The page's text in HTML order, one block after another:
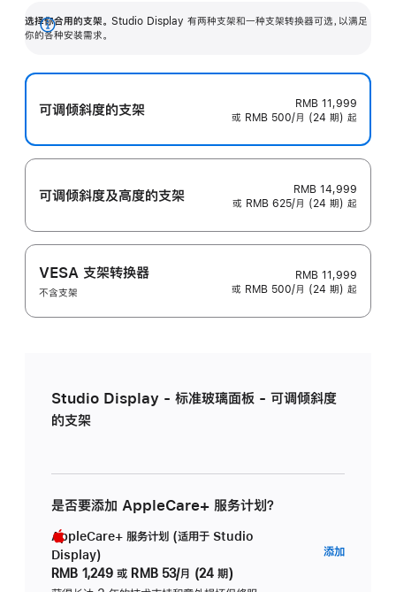
选择你合用的支架。 Studio Display 有两种支架和一种支架转换器可选，以满足
你的各种安装需求。
展
可调倾斜度的支架
RMB 11,999
或 RMB 500/月 (24 期) 起
可调倾斜度及高‍度的支‍架
RMB 14,999
或 RMB 625/月 (24 期) 起
VESA 支架转换器
不含支架
RMB 11,999
或 RMB 500/月 (24 期) 起
Studio Display - 标准玻璃面板 - 可调倾斜度
的支架
是否要添加 AppleCare+ 服务计划？
AppleCare+ 服务计划 (适用于 Studio
Display)
RMB 1,249 或 RMB 53/月 (24 期)
添加